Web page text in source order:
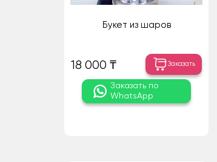
Букет из шаров
18 000 ₸ Заказать
Заказать по
WhatsApp